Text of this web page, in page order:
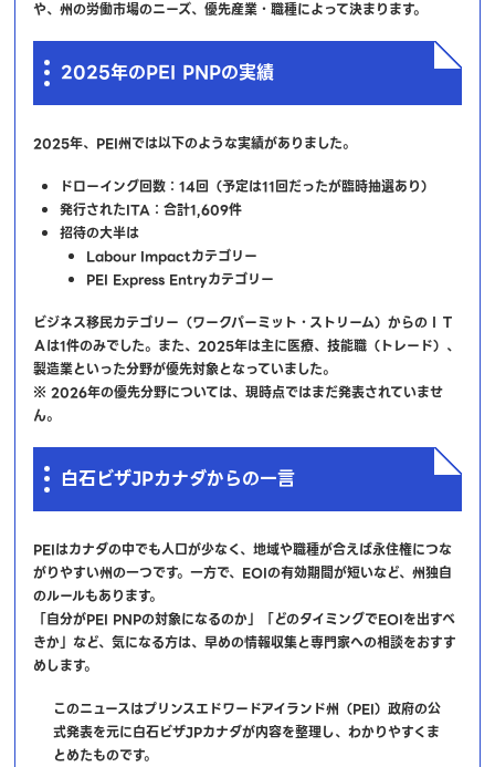
や、州の労働市場のニーズ、優先産業・職種によって決まります。
2025年のPEI PNPの実績
2025年、PEI州では以下のような実績がありました。
ドローイング回数：14回（予定は11回だったが臨時抽選あり）
発行されたITA：合計1,609件
招待の大半は
Labour Impactカテゴリー
PEI Express Entryカテゴリー
ビジネス移民カテゴリー（ワークパーミット・ストリーム）からのＩＴ
Ａは1件のみでした。また、2025年は主に医療、技能職（トレード）、
製造業といった分野が優先対象となっていました。
※ 2026年の優先分野については、現時点ではまだ発表されていませ
ん。
白石ビザJPカナダからの一言
PEIはカナダの中でも人口が少なく、地域や職種が合えば永住権につな
がりやすい州の一つです。一方で、EOIの有効期間が短いなど、州独自
のルールもあります。
「自分がPEI PNPの対象になるのか」「どのタイミングでEOIを出すべ
きか」など、気になる方は、早めの情報収集と専門家への相談をおすす
めします。
このニュースはプリンスエドワードアイランド州（PEI）政府の公
式発表を元に白石ビザJPカナダが内容を整理し、わかりやすくま
とめたものです。